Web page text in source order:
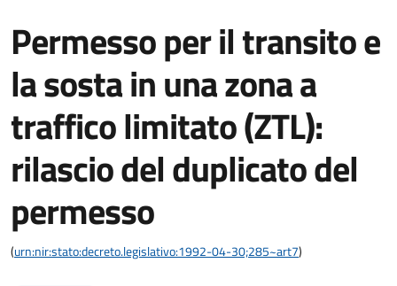
Permesso per il transito e
la sosta in una zona a
traffico limitato (ZTL):
rilascio del duplicato del
permesso
(urn:nir:stato:decreto.legislativo:1992-04-30;285~art7)